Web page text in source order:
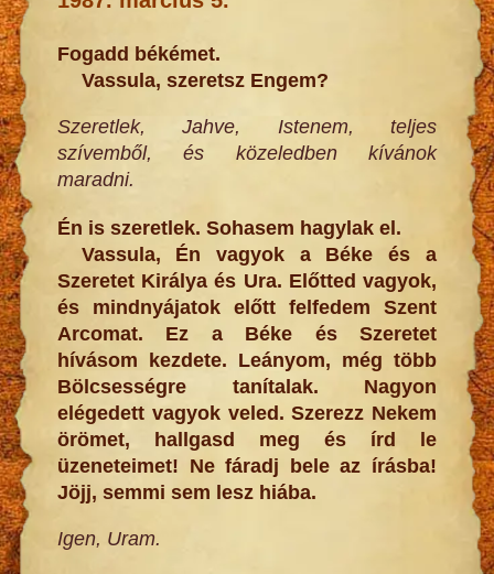
Fogadd békémet.
Vassula, szeretsz Engem?
Szeretlek, Jahve, Istenem, teljes
szívemből, és közeledben kívánok
maradni.
Én is szeretlek. Sohasem hagylak el.
Vassula, Én vagyok a Béke és a
Szeretet Királya és Ura. Előtted vagyok,
és mindnyájatok előtt felfedem Szent
Arcomat. Ez a Béke és Szeretet
hívásom kezdete. Leányom, még több
Bölcsességre tanítalak. Nagyon
elégedett vagyok veled. Szerezz Nekem
örömet, hallgasd meg és írd le
üzeneteimet! Ne fáradj bele az írásba!
Jöjj, semmi sem lesz hiába.
Igen, Uram.